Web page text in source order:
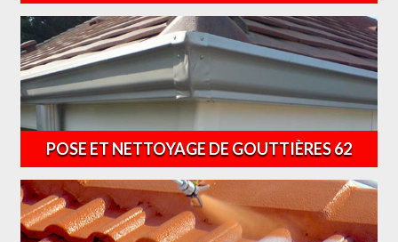
POSE ET NETTOYAGE DE GOUTTIÈRES 62